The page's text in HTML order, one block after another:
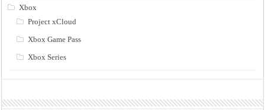
Xbox
Project xCloud
Xbox Game Pass
Xbox Series